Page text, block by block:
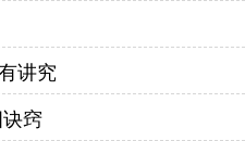
讲究
窍